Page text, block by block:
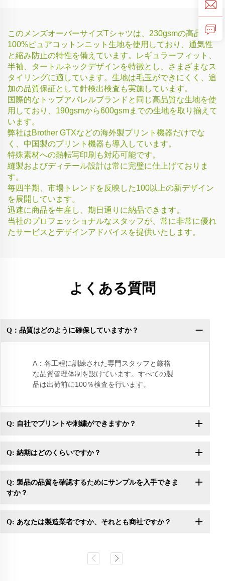
このメンズオーバーサイズTシャツは、230gsmの高品質
100%ピュアコットンニット生地を使用しており、通気性
と縮み防止の特性を備えています。レギュラーフィット、
半袖、タートルネックデザインを特徴とし、さまざまなス
タイリングに適しています。生地は毛玉ができにくく、追
加の品質保証として針検出検査も実施しています。
国際的なトップアパレルブランドと同じ高品質な生地を使
用しており、190gsmから600gsmまでの生地を取り揃えて
います。
弊社はBrother GTXなどの海外製プリント機器だけでな
く、中国製のプリント機器も導入しています。
特殊素材への熱転写印刷も対応可能です。
縫製およびディテール設計は常に完璧に仕上げておりま
す。
毎四半期、市場トレンドを反映した100以上の新デザイン
を展開しています。
迅速に商品を生産し、期日通りに納品できます。
当社のプロフェッショナルなスタッフが、常に非常に優れ
たサービスとデザインアドバイスを提供いたします。
よくある質問
Q：品質はどのように確保していますか？
A：各工程に訓練された専門スタッフと厳格
な品質管理体制を設けています。すべての製
品は出荷前に100％検査を行います。
Q: 自社でプリントや刺繍ができますか？
Q: 納期はどのくらいですか？
Q: 製品の品質を確認するためにサンプルを入手できま
すか？
Q: あなたは製造業者ですか、それとも商社ですか？